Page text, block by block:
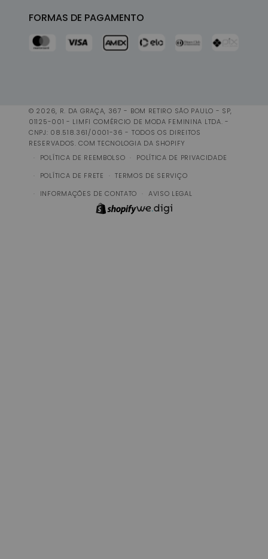
FORMAS DE PAGAMENTO
© 2026, R. DA GRAÇA, 367 - BOM RETIRO SÃO PAULO - SP,
01125-001 - LIMFI COMÉRCIO DE MODA FEMININA LTDA. -
CNPJ: 08.518.361/0001-36 - TODOS OS DIREITOS
RESERVADOS. COM TECNOLOGIA DA SHOPIFY
POLÍTICA DE REEMBOLSO
POLÍTICA DE PRIVACIDADE
POLÍTICA DE FRETE
TERMOS DE SERVIÇO
INFORMAÇÕES DE CONTATO
AVISO LEGAL